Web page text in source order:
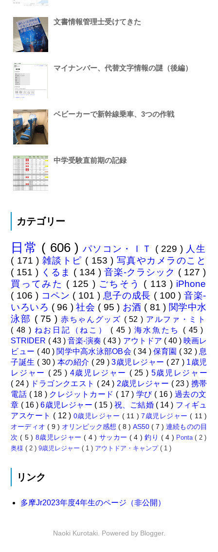
文書情報管理士受けてきた
マイナンバー、代替文字情報の謎（後編）
ベビーカーで新幹線乗車、3つの作戦
中学受験直前期の記録
カテゴリー
日常 ( 606 )パソコン・ＩＴ ( 229 ) 人生
( 171 ) 雑談トピ ( 153 ) 写真やカメラのこと
( 151 ) くるま ( 134 ) 音楽-クラシック ( 127 )
買ってみた ( 125 ) ごちそう ( 113 ) iPhone
( 106 ) コペン ( 101 ) 息子の成長 ( 100 )音楽-
いろいろ ( 96 )社会 ( 95 ) お酒 ( 81 ) 関学中水
泳部 ( 75 ) 赤ちゃんグッズ ( 52 ) アルファ・ミト
( 48 ) ねお日記（ねこ） ( 45 ) 海水魚たち ( 45 )
STRIDER ( 43 ) 音楽-演奏 ( 43 ) アウトドア ( 40 ) 映画レ
ビュー ( 40 ) 関学中高水泳部OB会 ( 34 ) 保育園 ( 32 ) 息
子誕生 ( 30 ) 本の紹介 ( 29 )3歳児レジャー ( 27 ) 1歳児
レジャー ( 25 ) 4歳児レジャー ( 25 ) 5歳児レジャー
( 24 ) ドラゴンクエスト ( 24 ) 2歳児レジャー ( 23 ) 携帯
電話 ( 18 ) クレジットカード ( 17 ) 学び ( 16 ) 過去の文
章 ( 16 )6歳児レジャー ( 15 ) 祝、ご結婚 ( 14 ) フィギュ
アスケート ( 12 ) 0歳児レジャー ( 11 )7歳児レジャー( 11 )
オーディオ ( 9 ) オリンピック感想( 8 )AS50( 7 )連続ものの目
次( 5 ) 8歳児レジャー( 4 ) サッカー ( 4 )釣り ( 4 ) Ponta( 2 )
奥様( 2 )9歳児レジャー( 1 ) アウトドア・キャンプ( 1 )
リンク
多摩Jr2023年度4年生のページ（非公開）
Naoki Kurotaki. Powered by Blogger.